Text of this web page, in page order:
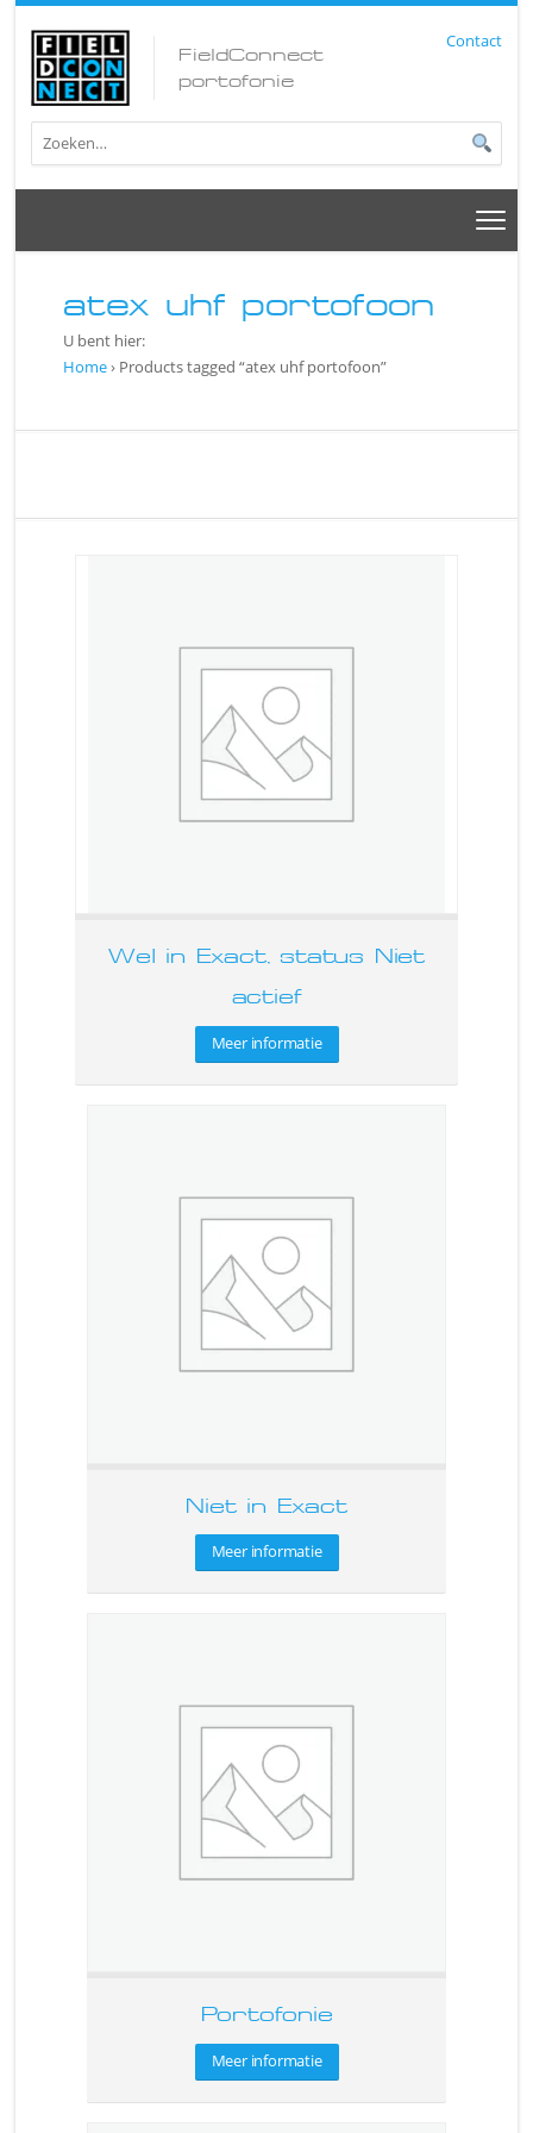
FieldConnect
portofonie
Contact
atex uhf portofoon
U bent hier:
Home› Products tagged “atex uhf portofoon”
Wel in Exact, status Niet
actief
Meer informatie
Niet in Exact
Meer informatie
Portofonie
Meer informatie